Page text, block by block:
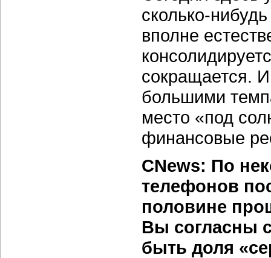
сколько-нибудь
вполне
сокращается.
большими
место «под
финансовые
CNews: По
телефонов
половине
Вы согласны
быть доля